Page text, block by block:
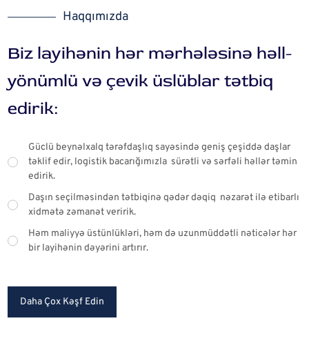
Haqqımızda
Biz layihənin hər mərhələsinə həll-
yönümlü və çevik üslüblar tətbiq
edirik:
Güclü beynəlxalq tərəfdaşlıq sayəsində geniş çeşiddə daşlar
təklif edir, logistik bacarığımızla sürətli və sərfəli həllər təmin
edirik.
Daşın seçilməsindən tətbiqinə qədər dəqiq nəzarət ilə etibarlı
xidmətə zəmanət veririk.
Həm maliyyə üstünlükləri, həm də uzunmüddətli nəticələr hər
bir layihənin dəyərini artırır.
Daha Çox Kəşf Edin